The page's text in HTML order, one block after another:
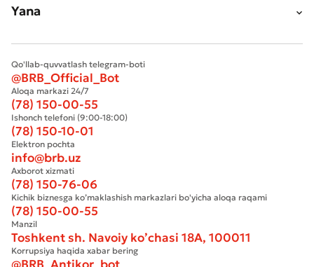
Yana
Qo'llab-quvvatlash telegram-boti
@BRB_Official_Bot
Aloqa markazi 24/7
(78) 150-00-55
Ishonch telefoni (9:00-18:00)
(78) 150-10-01
Elektron pochta
info@brb.uz
Axborot xizmati
(78) 150-76-06
Kichik biznesga ko’maklashish markazlari bo'yicha aloqa raqami
(78) 150-00-55
Manzil
Toshkent sh. Navoiy ko’chasi 18А, 100011
Korrupsiya haqida xabar bering